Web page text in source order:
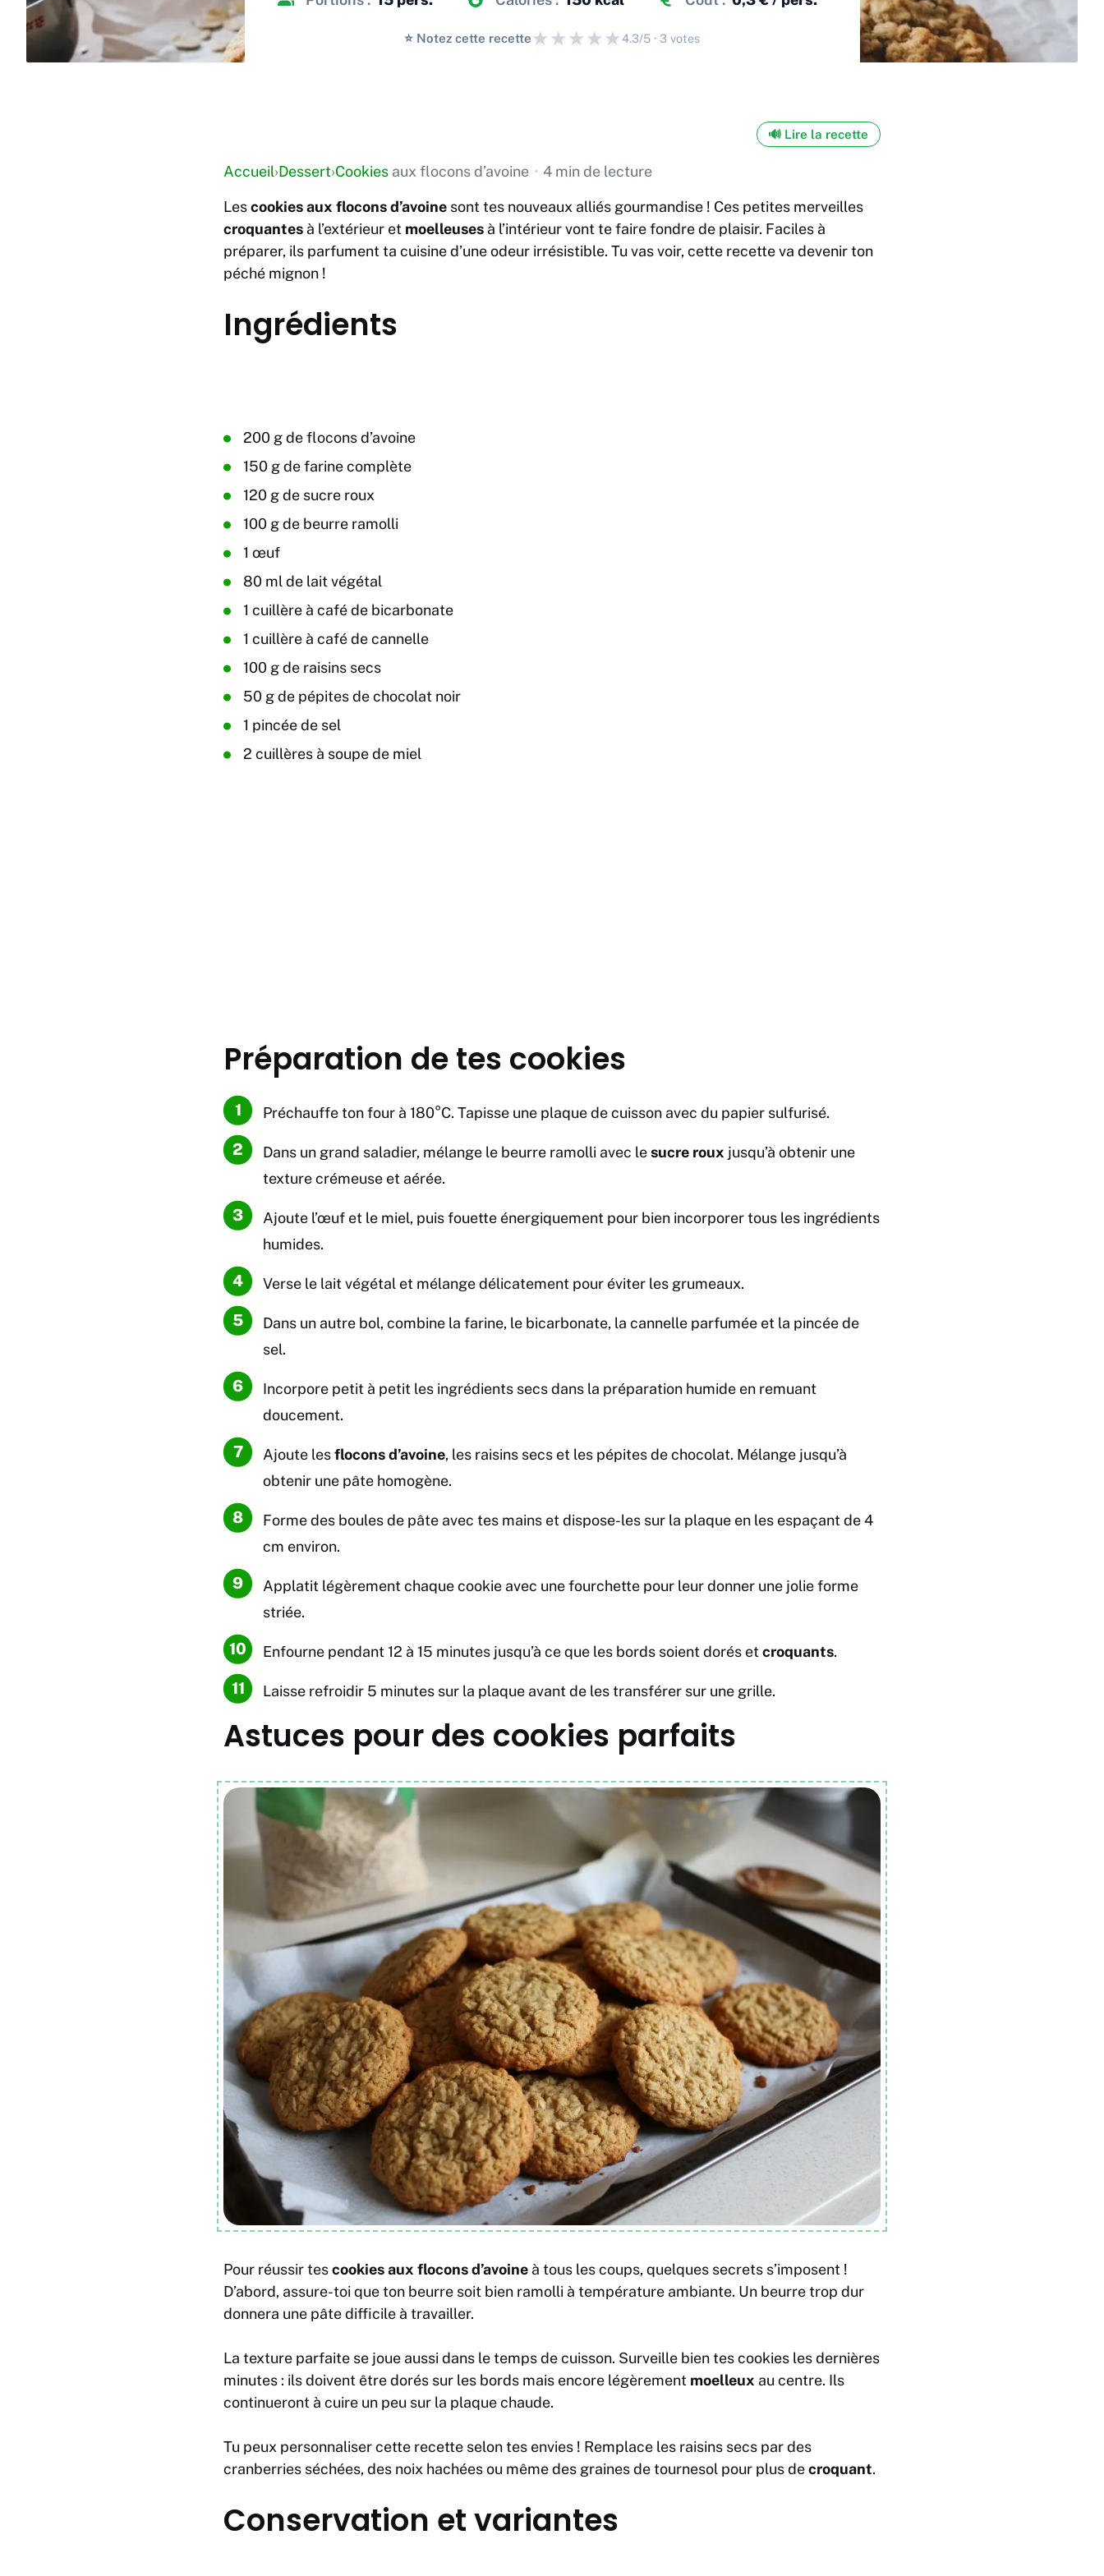
⭐️ Notez cette recette★★★★★4.3/5 · 3 votes
🔊 Lire la recette
Accueil›Dessert›Cookies aux flocons d’avoine • 4 min de lecture
Lescookies aux flocons d’avoine sont tes nouveaux alliés gourmandise ! Ces petites merveilles
croquantes à l’extérieur et moelleuses à l’intérieur vont te faire fondre de plaisir. Faciles à
préparer, ils parfument ta cuisine d’une odeur irrésistible. Tu vas voir, cette recette va devenir ton
péché mignon !
Ingrédients
200 g de flocons d’avoine
150 g de farine complète
120 g de sucre roux
100 g de beurre ramolli
1 œuf
80 ml de lait végétal
1 cuillère à café de bicarbonate
1 cuillère à café de cannelle
100 g de raisins secs
50 g de pépites de chocolat noir
1 pincée de sel
2 cuillères à soupe de miel
Préparation de tes cookies
Préchauffe ton four à 180°C. Tapisse une plaque de cuisson avec du papier sulfurisé.
Dans un grand saladier, mélange le beurre ramolli avec lesucre roux jusqu’à obtenir une
texture crémeuse et aérée.
Ajoute l’œuf et le miel, puis fouette énergiquement pour bien incorporer tous les ingrédients
humides.
Verse le lait végétal et mélange délicatement pour éviter les grumeaux.
Dans un autre bol, combine la farine, le bicarbonate, la cannelle parfumée et la pincée de
sel.
Incorpore petit à petit les ingrédients secs dans la préparation humide en remuant
doucement.
Ajoute lesflocons d’avoine, les raisins secs et les pépites de chocolat. Mélange jusqu’à
obtenir une pâte homogène.
Forme des boules de pâte avec tes mains et dispose-les sur la plaque en les espaçant de 4
cm environ.
Applatit légèrement chaque cookie avec une fourchette pour leur donner une jolie forme
striée.
Enfourne pendant 12 à 15 minutes jusqu’à ce que les bords soient dorés etcroquants.
Laisse refroidir 5 minutes sur la plaque avant de les transférer sur une grille.
Astuces pour des cookies parfaits
Pour réussir tescookies aux flocons d’avoine à tous les coups, quelques secrets s’imposent !
D’abord, assure-toi que ton beurre soit bien ramolli à température ambiante. Un beurre trop dur
donnera une pâte difficile à travailler.
La texture parfaite se joue aussi dans le temps de cuisson. Surveille bien tes cookies les dernières
minutes : ils doivent être dorés sur les bords mais encore légèrement moelleux au centre. Ils
continueront à cuire un peu sur la plaque chaude.
Tu peux personnaliser cette recette selon tes envies ! Remplace les raisins secs par des
cranberries séchées, des noix hachées ou même des graines de tournesol pour plus decroquant.
Conservation et variantes